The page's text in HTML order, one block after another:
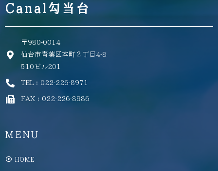
Canal勾当台
〒980-0014
仙台市青葉区本町２丁目4-8
510ビル201
TEL：022-226-8971
FAX：022-226-8986
MENU
HOME